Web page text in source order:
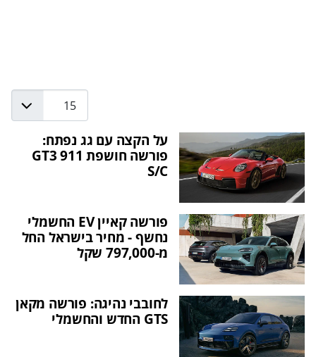
על הקצה עם גג נפתח:
פורשה חושפת 911 GT3
S/C
פורשה קאיין EV החשמלי
נחשף - מחיר בישראל החל
מ-797,000 שקל
לחובבי נהיגה: פורשה מקאן
GTS החדש והחשמלי